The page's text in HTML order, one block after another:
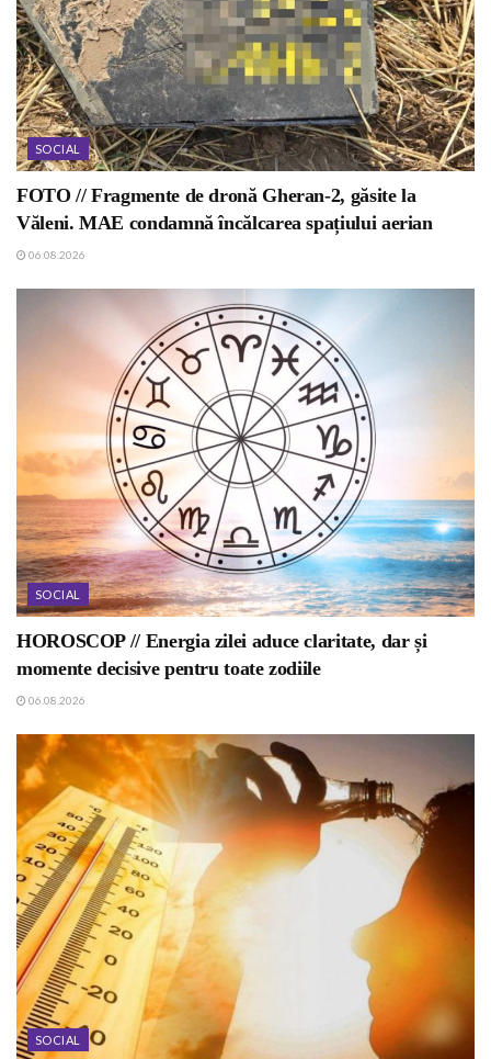
SOCIAL
FOTO // Fragmente de dronă Gheran-2, găsite la
Văleni. MAE condamnă încălcarea spațiului aerian
06.08.2026
SOCIAL
HOROSCOP // Energia zilei aduce claritate, dar și
momente decisive pentru toate zodiile
06.08.2026
SOCIAL